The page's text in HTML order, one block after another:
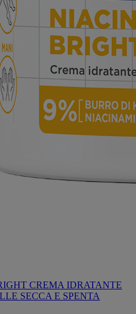
CREMA IDRATANTE
SECCA E SPENTA